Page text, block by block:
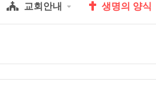
교회안내 생명의 양식